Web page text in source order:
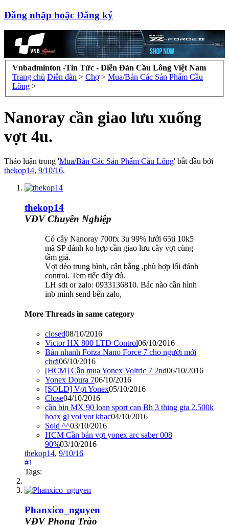
Đăng nhập hoặc Đăng ký
Vnbadminton -Tin Tức - Diễn Đàn Cầu Lông Việt Nam
Trang chủ Diễn đàn > Chợ > Mua/Bán Các Sản Phẩm Cầu
Lông >
Nanoray cần giao lưu xuống
vợt 4u.
Thảo luận trong 'Mua/Bán Các Sản Phẩm Cầu Lông' bắt đầu bởi
thekop14, 9/10/16.
thekop14
VĐV Chuyên Nghiệp
Có cây Nanoray 700fx 3u 99% lưới 65ti 10k5
mã SP đánh ko hợp cần giao lưu cây vợt cùng
tầm giá.
Vợt dẻo trung bình, cân bằng ,phù hợp lối đánh
control. Tem tiếc đầy đủ.
LH sdt or zalo: 0933136810. Bác nào cần hình
inb mình send bên zalo,
More Threads in same category
closed08/10/2016
Victor HX 800 LTD Control06/10/2016
Bán nhanh Forza Nano Force 7 cho người mới
chơi06/10/2016
[HCM] Cần mua Yonex Voltric 7 2nd06/10/2016
Yonex Doura 706/10/2016
[SOLD] Vợt Yonex05/10/2016
Close04/10/2016
cần bin MX 90 loan sport can Bh 3 thing gia 2.500k
hoax gl voi vot khac04/10/2016
Sold ^^03/10/2016
HCM Cần bán vợt yonex arc saber 008
90%03/10/2016
thekop14, 9/10/16
#1
Tags:
Phanxico_nguyen
VĐV Phong Trào